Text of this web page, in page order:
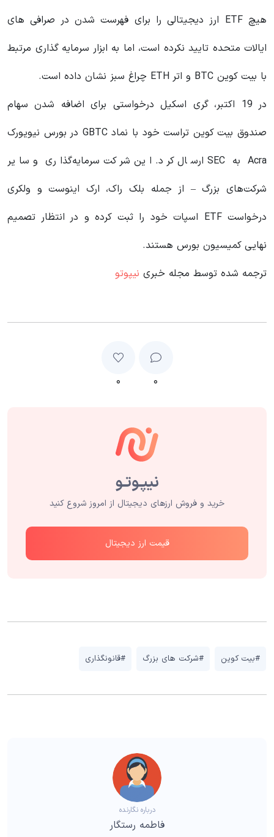
هیچ ETF ارز دیجیتالی را برای فهرست شدن در صرافی های
ایالات متحده تایید نکرده است، اما به ابزار سرمایه گذاری مرتبط
با بیت کوین BTC و اتر ETH چراغ سبز نشان داده است.
در 19 اکتبر، گری اسکیل درخواستی برای اضافه شدن سهام
صندوق بیت کوین تراست خود با نماد GBTC در بورس نیویورک
Acra به SEC ارسال کرد. این شرکت سرمایه‌گذاری و سایر
شرکت‌های بزرگ – از جمله بلک راک، ارک اینوست و ولکری
درخواست ETF اسپات خود را ثبت کرده و در انتظار تصمیم
نهایی کمیسیون بورس هستند.
ترجمه شده توسط مجله خبری نیپوتو
۰ ۰
خرید و فروش ارزهای دیجیتال از امروز شروع کنید
قیمت ارز دیجیتال
#بیت کوین #شرکت های بزرگ #قانونگذاری
درباره نگارنده
فاطمه رستگار